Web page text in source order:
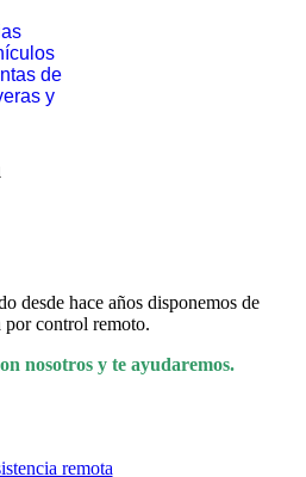
de
y
desde hace años disponemos de
por control remoto.
nosotros y te ayudaremos.